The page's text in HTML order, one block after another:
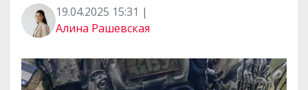
19.04.2025 15:31 |
Алина Рашевская